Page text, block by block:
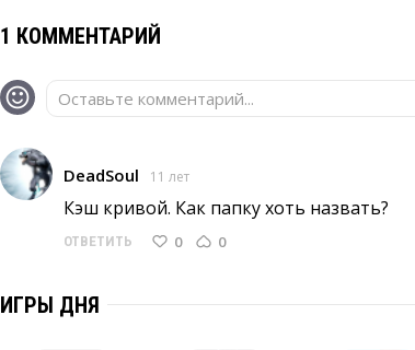
1 КОММЕНТАРИЙ
Оставьте комментарий...
DeadSoul 11 лет
Кэш кривой. Как папку хоть назвать?
ОТВЕТИТЬ 0 0
ИГРЫ ДНЯ